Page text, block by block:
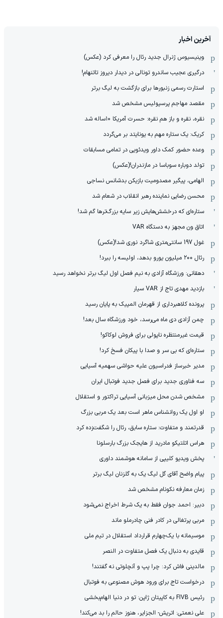
آخرین اخبار
وینیسیوس ژنرال جدید رئال را معرفی کرد (عکس)
درگیری عجیب ساندرو تونالی در دیدار دیروز تاتنهام!
استارت رسمی زنبورها برای بازگشت به لیگ برتر
مقصد مهاجم پرسپولیس مشخص شد
نقره، نقره و باز هم نقره: حسرت آمریکا ۱۰‌ساله شد
کریک: یک ستاره مهم به یونایتد بر می‌گردد
وعده حضور کمک داور ویدئویی در تمامی مسابقات
تولد دوباره سوباسا در مازندران!(عکس)
الهامی، پیگیر مصدومیت بازیکن بدشانس نساجی
محسن رضایی نماینده رهبر انقلاب در شعام شد
ستاره‌ای که درخشش‌هایش زیر سایه بزرگ‌ترها گم شد!
اتاق ون مجهز به دستگاه VAR
غول 197 سانتی‌متری شاگرد نوری شد!(عکس)
رئال ۲۰۰ میلیون یورو بدهد، اولیسه را ببرد!
دهقانی: ورزشگاه آزادی به نیم فصل اول لیگ برتر نخواهد رسید
بازدید مهدی تاج از VAR سیار
پرونده کلاهبرداری از قهرمان المپیک به پایان رسید
چمن آزادی دی ماه می‌رسد، خود ورزشگاه سال بعد!
قیمت غیرمنتظره ناپولی برای فروش لوکاکو!
ستاره‌ای که بی سر و صدا با پیکان فسخ کرد!
مدیر خبرساز فدراسیون علیه حواشی سهمیه آسیایی
سه فناوری جدید برای فصل جدید فوتبال ایران
مشخص شدن محل میزبانی آسیایی تراکتور و استقلال
او اول یک روانشناس ماهر است بعد یک مربی بزرگ
قدرتمند و متفاوت: ستاره سابق، رئال را شگفت‌زده کرد
هراس اتلتیکو مادرید از هایجک بزرگ بارسلونا
پخش ویدیو کلیپی از سامانه هوشمند داوری
پیام واضح آقای گل لیگ یک به گلزنان لیگ برتر
زمان معارفه نکونام مشخص شد
دبیر: احمد جوان فقط به یک شرط اخراج نمی‌شود
مربی پرتغالی در کادر فنی چادرملو ماند
موسیمانه با یک‌چهارم قرارداد استقلال در تیم ملی
قایدی به دنبال یک فصل متفاوت در النصر
مالدینی فاش کرد: چرا پپ و آنچلوتی نه گفتند!
درخواست تاج برای ورود هوش مصنوعی به فوتبال
رئیس FIVB به کاپیتان ژاپن: تو در دنیا الهام‌بخشی
علی نعمتی: اتریش- الجزایر، هنوز حالم را بد می‌کند!